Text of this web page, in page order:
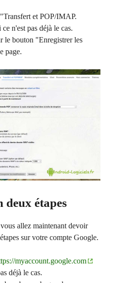
et POP/IMAP.
n'est pas déjà le cas.
le bouton "Enregistrer les
page.
étapes
allez maintenant devoir
sur votre compte Google.
myaccount.google.com
déjà le cas.